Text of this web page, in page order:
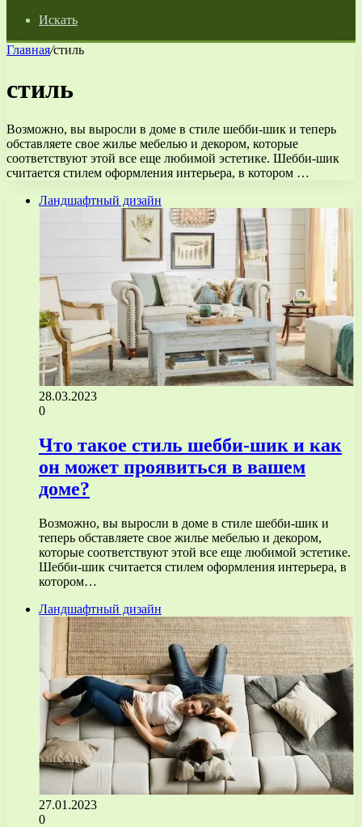
Искать
Главная/стиль
стиль
Возможно, вы выросли в доме в стиле шебби-шик и теперь
обставляете свое жилье мебелью и декором, которые
соответствуют этой все еще любимой эстетике. Шебби-шик
считается стилем оформления интерьера, в котором …
Ландшафтный дизайн
28.03.2023
0
Что такое стиль шебби-шик и как
он может проявиться в вашем
доме?
Возможно, вы выросли в доме в стиле шебби-шик и
теперь обставляете свое жилье мебелью и декором,
которые соответствуют этой все еще любимой эстетике.
Шебби-шик считается стилем оформления интерьера, в
котором…
Ландшафтный дизайн
27.01.2023
0